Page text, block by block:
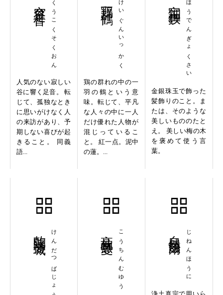
くうこくそくおん
人気のない寂しい
谷に響く足音。 転
じて、孤独なとき
に思いがけなく人
の来訪があり、予
期しない喜びが起
きること。 同義
語...
けいぐんいっかく
鶏の群れの中の一
羽の鶴という意
味。転じて、平凡
な人々の中に一人
だけ優れた人物が
混じっているこ
と。 紅一点。泥中
の蓮。...
ほうでんぎょくさい
金銀珠玉で飾った
髪飾りのこと。ま
たは、そのような
美しいもののたと
え。 美しい梅の木
を褒めて使う言
葉。
けんだつばじょう こうちんむゆう じねんほうに
浄土真宗で用いら